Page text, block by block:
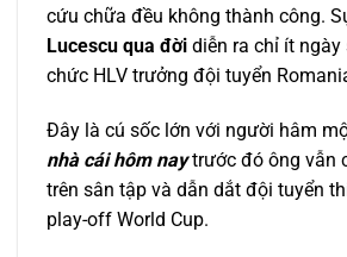
cứu chữa đều không thành công.
Lucescu qua đời diễn ra chỉ ít
chức HLV trưởng đội tuyển
Đây là cú sốc lớn với người hâm
nhà cái hôm naytrước đó ông vẫn
trên sân tập và dẫn dắt đội tuyển
play-off World Cup.